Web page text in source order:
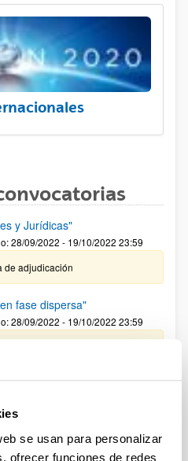
se usan para personalizar
ofrecer funciones de redes
y Jurídicas"
28/09/2022 - 19/10/2022 23:59
de adjudicación
fase dispersa"
28/09/2022 - 19/10/2022 23:59
y Biología Molecular”